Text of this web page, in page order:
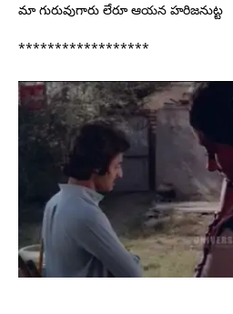
మా గురువుగారు లేరూ ఆయన హరిజనుట్ట
******************